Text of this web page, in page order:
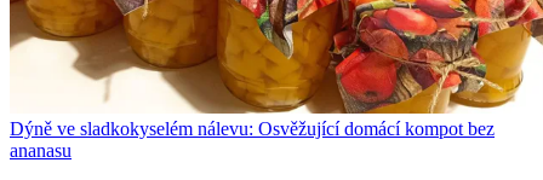
Dýně ve sladkokyselém nálevu: Osvěžující domácí kompot bez
ananasu